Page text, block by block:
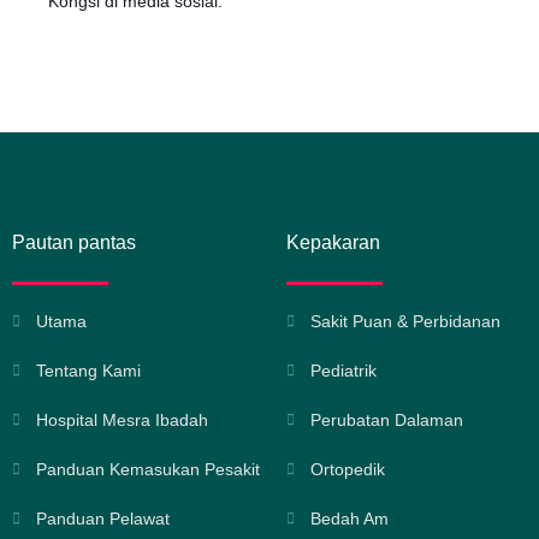
Pautan pantas
Utama
Tentang Kami
Hospital Mesra Ibadah
Panduan Kemasukan Pesakit
Panduan Pelawat
Kepakaran
Sakit Puan & Perbidanan
Pediatrik
Perubatan Dalaman
Ortopedik
Bedah Am